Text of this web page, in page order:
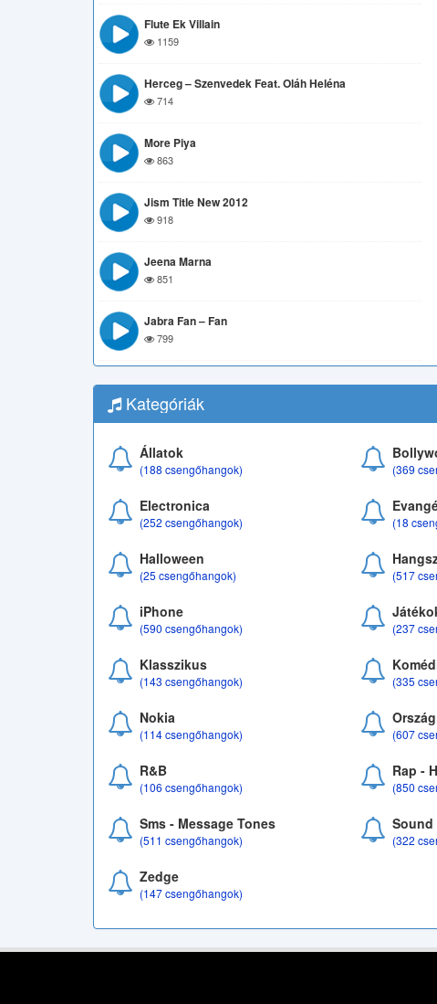
Flute Ek Villain
1159
Herceg – Szenvedek Feat. Oláh Heléna
714
More Piya
863
Jism Title New 2012
918
Jeena Marna
851
Jabra Fan – Fan
799
Kategóriák
Állatok
(188 csengőhangok) (369
Electronica
(252 csengőhangok) (18
Halloween
(25 csengőhangok) (517
iPhone
(590 csengőhangok) (237
Klasszikus
(143 csengőhangok) (335
Nokia
(114 csengőhangok)
Ország
(607
R&B
(106 csengőhangok)
Rap -
(850
Sms - Message Tones
(511 csengőhangok)
Sound
(322
Zedge
(147 csengőhangok)